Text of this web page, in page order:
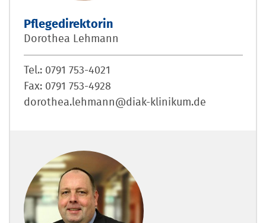
Pflegedirektorin
Dorothea Lehmann
Tel.: 0791 753-4021
Fax: 0791 753-4928
dorothea.lehmann@diak-klinikum.de